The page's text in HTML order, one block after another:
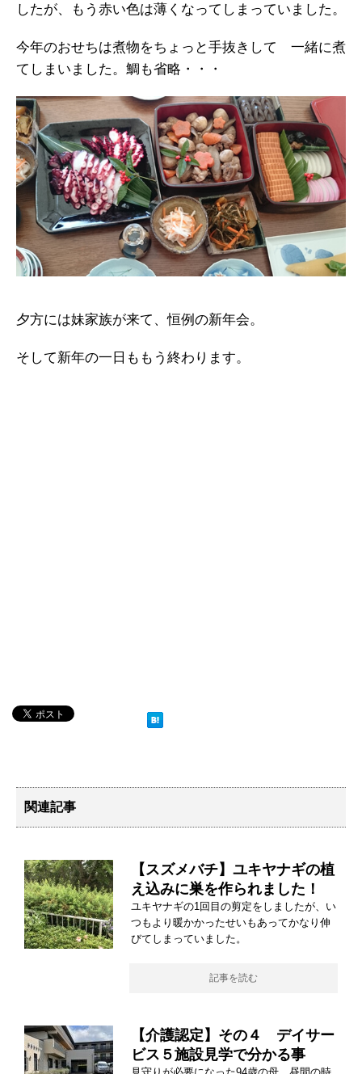
したが、もう赤い色は薄くなってしまっていました。
今年のおせちは煮物をちょっと手抜きして 一緒に煮
てしまいました。鯛も省略・・・
夕方には妹家族が来て、恒例の新年会。
そして新年の一日ももう終わります。
関連記事
【スズメバチ】ユキヤナギの植
え込みに巣を作られました！
ユキヤナギの1回目の剪定をしましたが、い
つもより暖かかったせいもあってかなり伸
びてしまっていました。
記事を読む
【介護認定】その４ デイサー
ビス５施設見学で分かる事